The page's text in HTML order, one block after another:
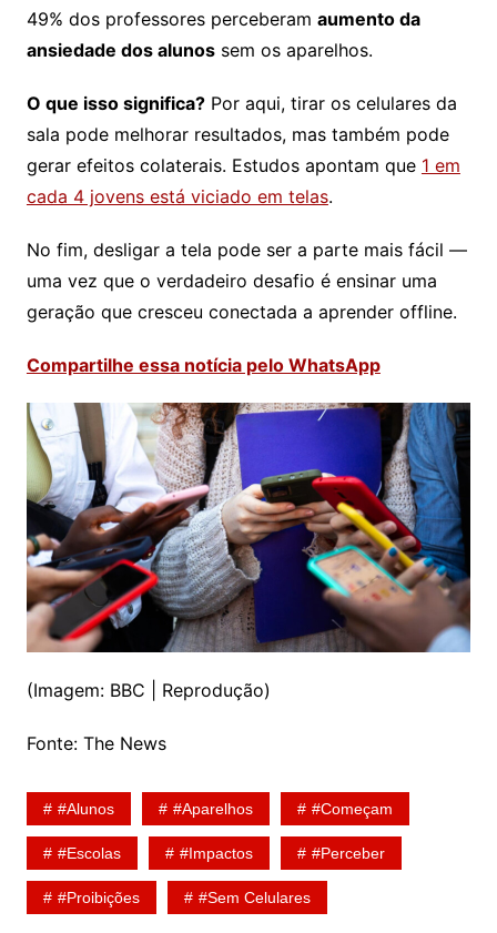
49% dos professores perceberam aumento da
ansiedade dos alunossem os aparelhos.
O que isso significa?Por aqui, tirar os celulares da
sala pode melhorar resultados, mas também pode
gerar efeitos colaterais. Estudos apontam que 1 em
cada 4 jovens está viciado em telas.
No fim, desligar a tela pode ser a parte mais fácil —
uma vez que o verdadeiro desafio é ensinar uma
geração que cresceu conectada a aprender offline.
Compartilhe essa notícia pelo WhatsApp
(Imagem: BBC | Reprodução)
Fonte: The News
#Alunos #Aparelhos #Começam
#Escolas #Impactos #Perceber
#Proibições #Sem Celulares